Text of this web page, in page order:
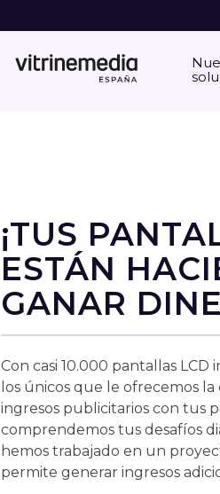
¡TUS
ESTÁN
GANAR
Con casi 10.000 pantallas LCD
los únicos que le ofrecemos
ingresos publicitarios con tus
comprendemos tus desafíos
hemos trabajado en un
permite generar ingresos